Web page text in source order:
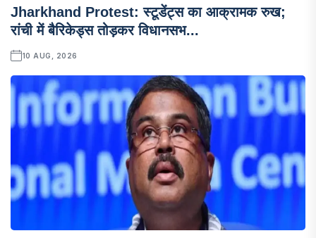
Jharkhand Protest: स्टूडेंट्स का आक्रामक रुख;
रांची में बैरिकेड्स तोड़कर विधानसभ...
10 AUG, 2026